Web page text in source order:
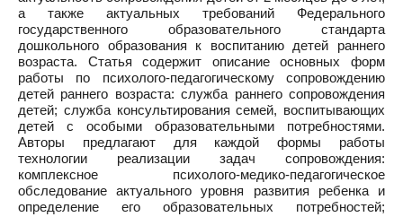
а также актуальных требований Федерального
государственного образовательного стандарта
дошкольного образования к воспитанию детей раннего
возраста. Статья содержит описание основных форм
работы по психолого-педагогическому сопровождению
детей раннего возраста: служба раннего сопровождения
детей; служба консультирования семей, воспитывающих
детей с особыми образовательными потребностями.
Авторы предлагают для каждой формы работы
технологии реализации задач сопровождения:
комплексное психолого-медико-педагогическое
обследование актуального уровня развития ребенка и
определение его образовательных потребностей;